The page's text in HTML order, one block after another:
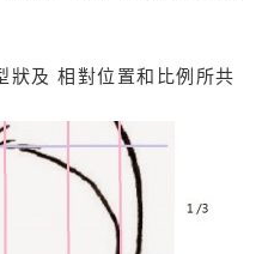
狀及 相對位置和比例所共